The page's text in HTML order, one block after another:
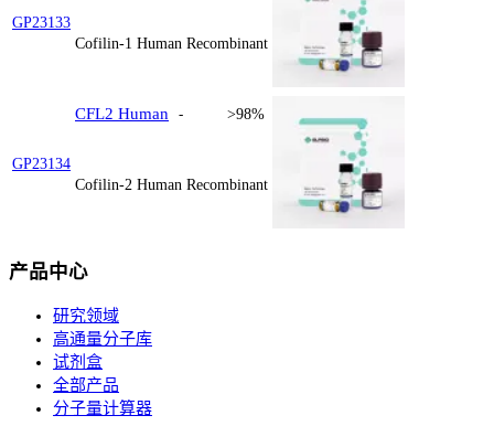
GP23133
Cofilin-1 Human Recombinant
GP23134
CFL2 Human - >98%
Cofilin-2 Human Recombinant
产品中心
研究领域
高通量分子库
试剂盒
全部产品
分子量计算器